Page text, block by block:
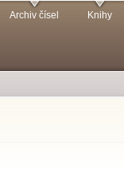
Archiv čísel Knihy